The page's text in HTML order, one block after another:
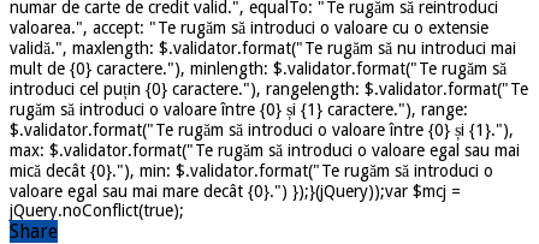
numar de carte de credit valid.", equalTo: "Te rugăm să reintroduci
valoarea.", accept: "Te rugăm să introduci o valoare cu o extensie
validă.", maxlength: $.validator.format("Te rugăm să nu introduci mai
mult de {0} caractere."), minlength: $.validator.format("Te rugăm să
introduci cel puțin {0} caractere."), rangelength: $.validator.format("Te
rugăm să introduci o valoare între {0} și {1} caractere."), range:
$.validator.format("Te rugăm să introduci o valoare între {0} și {1}."),
max: $.validator.format("Te rugăm să introduci o valoare egal sau mai
mică decât {0}."), min: $.validator.format("Te rugăm să introduci o
valoare egal sau mai mare decât {0}.") });}(jQuery));var $mcj =
jQuery.noConflict(true);
Share